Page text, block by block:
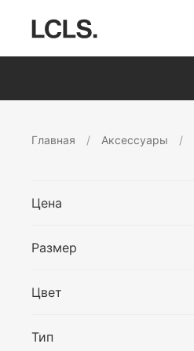
Главная Аксессуары
Цена
Размер
Цвет
Тип